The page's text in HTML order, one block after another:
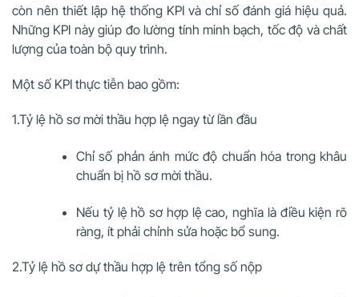
còn nên thiết lập hệ thống KPI và chỉ số đánh giá hiệu quả.
Những KPI này giúp đo lường tính minh bạch, tốc độ và chất
lượng của toàn bộ quy trình.
Một số KPI thực tiễn bao gồm:
1.Tỷ lệ hồ sơ mời thầu hợp lệ ngay từ lần đầu
Chỉ số phản ánh mức độ chuẩn hóa trong khâu
chuẩn bị hồ sơ mời thầu.
Nếu tỷ lệ hồ sơ hợp lệ cao, nghĩa là điều kiện rõ
ràng, ít phải chỉnh sửa hoặc bổ sung.
2.Tỷ lệ hồ sơ dự thầu hợp lệ trên tổng số nộp